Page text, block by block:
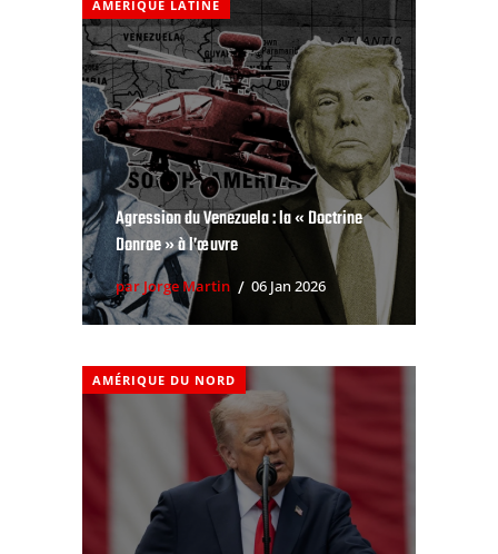
AMÉRIQUE LATINE
Agression du Venezuela : la « Doctrine
Donroe » à l’œuvre
par Jorge Martin 06 Jan 2026
AMÉRIQUE DU NORD